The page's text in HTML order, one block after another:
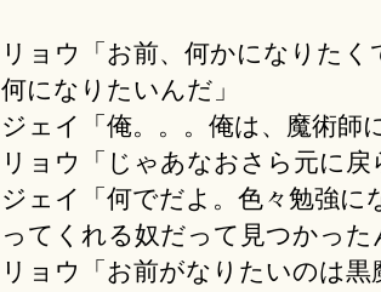
リョウ「お前、何かになりた
何になりたいんだ」
ジェイ「俺。。。俺は、魔術師
リョウ「じゃあなおさら元に戻
ジェイ「何でだよ。色々勉強に
ってくれる奴だって見つかった
リョウ「お前がなりたいのは黒